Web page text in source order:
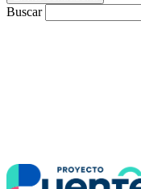
Buscar